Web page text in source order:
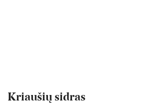
Kriaušių sidras